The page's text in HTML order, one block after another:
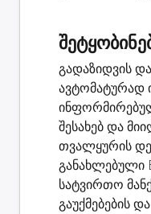
გადაზიდვის
ავტომატურად
შესახებ და
თვალყურის
განახლებული
სატვირთო
გაუქმებების და